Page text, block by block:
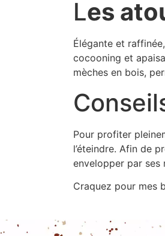
Les
Élégante et
cocooning et
mèches en bois,
Pour profiter
l’éteindre. Afin de
envelopper par ses
Craquez pour mes